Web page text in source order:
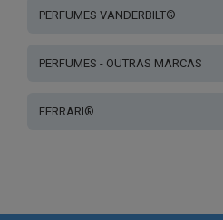
PERFUMES VANDERBILT®
PERFUMES - OUTRAS MARCAS
FERRARI®